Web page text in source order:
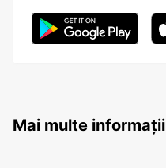
Mai multe informații